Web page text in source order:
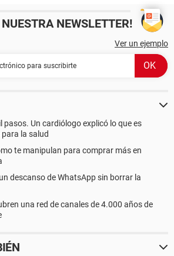
NEWSLETTER!
Ver un ejemplo
pasos. Un cardiólogo explicó lo que es
la salud
te manipulan para comprar más en
descanso de WhatsApp sin borrar la
una red de canales de 4.000 años de